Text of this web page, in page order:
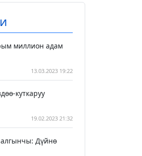
миллион адам
13.03.2023 19:22
куткаруу
19.02.2023 21:32
Дүйнө